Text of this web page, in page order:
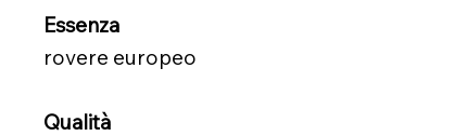
Essenza
rovere europeo
Qualità